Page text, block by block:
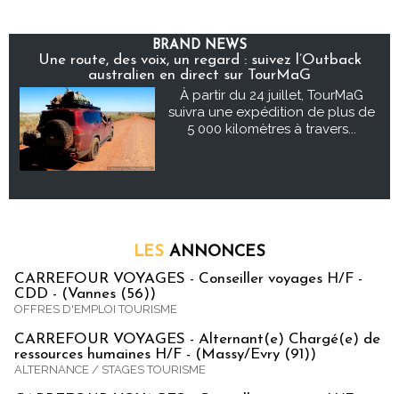
BRAND NEWS
Une route, des voix, un regard : suivez l’Outback
australien en direct sur TourMaG
À partir du 24 juillet, TourMaG
suivra une expédition de plus de
5 000 kilomètres à travers...
LES ANNONCES
CARREFOUR VOYAGES - Conseiller voyages H/F -
CDD - (Vannes (56))
OFFRES D'EMPLOI TOURISME
CARREFOUR VOYAGES - Alternant(e) Chargé(e) de
ressources humaines H/F - (Massy/Evry (91))
ALTERNANCE / STAGES TOURISME